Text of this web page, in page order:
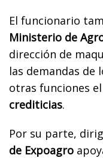
El funcionario
Ministerio de
dirección de
las demandas de
otras funciones
crediticias.
Por su parte,
de Expoagro